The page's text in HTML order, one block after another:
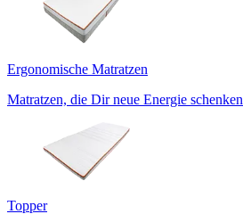
Ergonomische Matratzen
Matratzen, die Dir neue Energie schenken
Topper